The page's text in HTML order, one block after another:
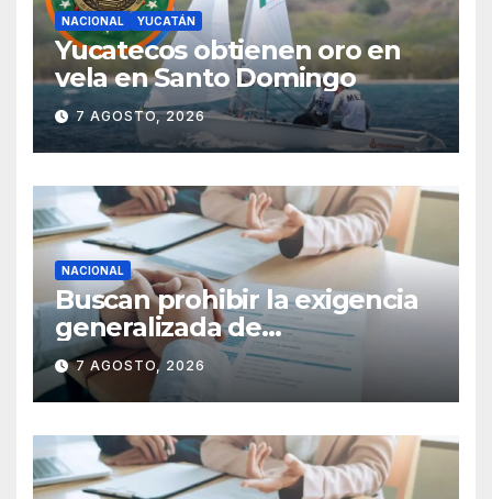
NACIONAL YUCATÁN
Yucatecos obtienen oro en
vela en Santo Domingo
7 AGOSTO, 2026
NACIONAL
Buscan prohibir la exigencia
generalizada de
antecedentes penales para
obtener empleo en México
7 AGOSTO, 2026